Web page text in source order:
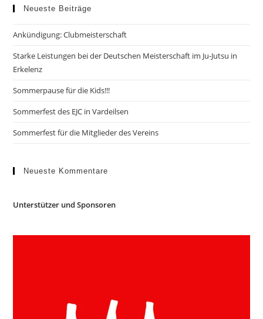
Neueste Beiträge
Ankündigung: Clubmeisterschaft
Starke Leistungen bei der Deutschen Meisterschaft im Ju-Jutsu in
Erkelenz
Sommerpause für die Kids!!!
Sommerfest des EJC in Vardeilsen
Sommerfest für die Mitglieder des Vereins
Neueste Kommentare
Unterstützer und Sponsoren